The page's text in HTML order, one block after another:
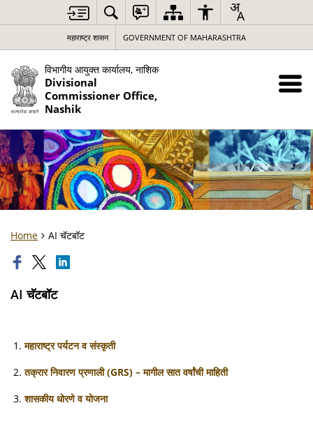
महाराष्ट्र शासन GOVERNMENT OF MAHARASHTRA
विभागीय आयुक्त कार्यालय, नाशिक
Divisional
Commissioner Office,
Nashik
Home AI चॅटबॉट
AI चॅटबॉट
महाराष्ट्र पर्यटन व संस्कृती
तक्रार निवारण प्रणाली (GRS) – मागील सात वर्षांची माहिती
शासकीय धोरणे व योजना